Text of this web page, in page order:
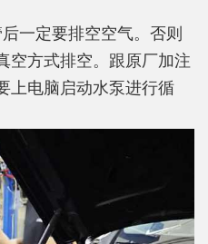
一定要排空空气。否则
空方式排空。跟原厂加注
上电脑启动水泵进行循